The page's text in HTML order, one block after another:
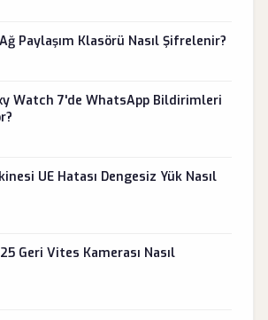
Paylaşım Klasörü Nasıl Şifrelenir?
Watch 7'de WhatsApp Bildirimleri
UE Hatası Dengesiz Yük Nasıl
Geri Vites Kamerası Nasıl